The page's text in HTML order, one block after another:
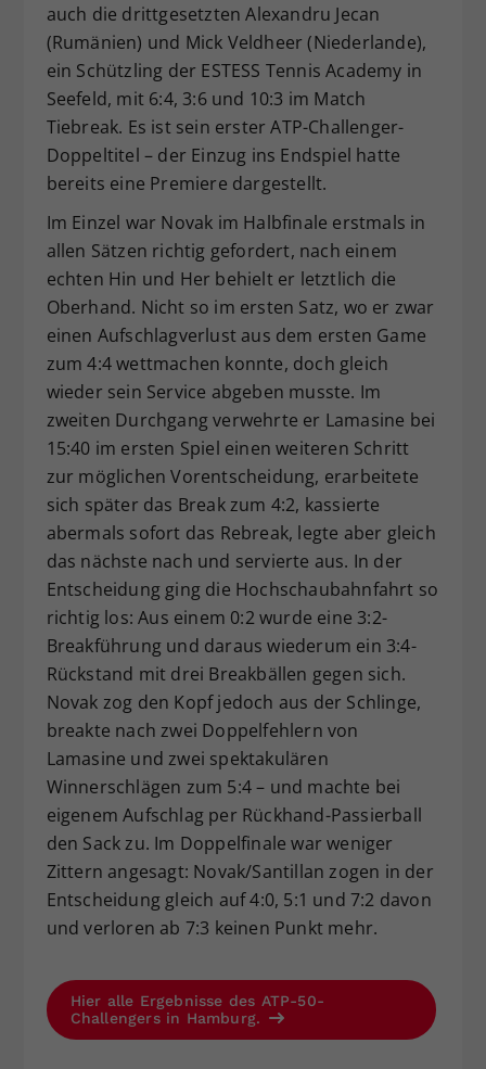
auch die drittgesetzten Alexandru Jecan
(Rumänien) und Mick Veldheer (Niederlande),
ein Schützling der ESTESS Tennis Academy in
Seefeld, mit 6:4, 3:6 und 10:3 im Match
Tiebreak. Es ist sein erster ATP-Challenger-
Doppeltitel – der Einzug ins Endspiel hatte
bereits eine Premiere dargestellt.
Im Einzel war Novak im Halbfinale erstmals in
allen Sätzen richtig gefordert, nach einem
echten Hin und Her behielt er letztlich die
Oberhand. Nicht so im ersten Satz, wo er zwar
einen Aufschlagverlust aus dem ersten Game
zum 4:4 wettmachen konnte, doch gleich
wieder sein Service abgeben musste. Im
zweiten Durchgang verwehrte er Lamasine bei
15:40 im ersten Spiel einen weiteren Schritt
zur möglichen Vorentscheidung, erarbeitete
sich später das Break zum 4:2, kassierte
abermals sofort das Rebreak, legte aber gleich
das nächste nach und servierte aus. In der
Entscheidung ging die Hochschaubahnfahrt so
richtig los: Aus einem 0:2 wurde eine 3:2-
Breakführung und daraus wiederum ein 3:4-
Rückstand mit drei Breakbällen gegen sich.
Novak zog den Kopf jedoch aus der Schlinge,
breakte nach zwei Doppelfehlern von
Lamasine und zwei spektakulären
Winnerschlägen zum 5:4 – und machte bei
eigenem Aufschlag per Rückhand-Passierball
den Sack zu. Im Doppelfinale war weniger
Zittern angesagt: Novak/Santillan zogen in der
Entscheidung gleich auf 4:0, 5:1 und 7:2 davon
und verloren ab 7:3 keinen Punkt mehr.
Hier alle Ergebnisse des ATP-50-
Challengers in Hamburg.